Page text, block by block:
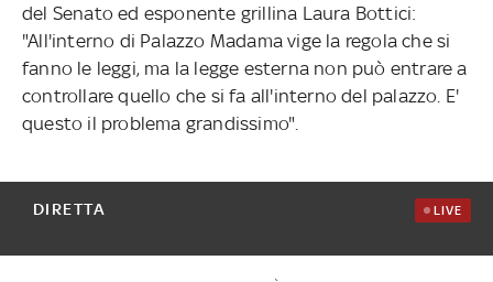
del Senato ed esponente grillina Laura Bottici:
"All'interno di Palazzo Madama vige la regola che si
fanno le leggi, ma la legge esterna non può entrare a
controllare quello che si fa all'interno del palazzo. E'
questo il problema grandissimo".
DIRETTA LIVE